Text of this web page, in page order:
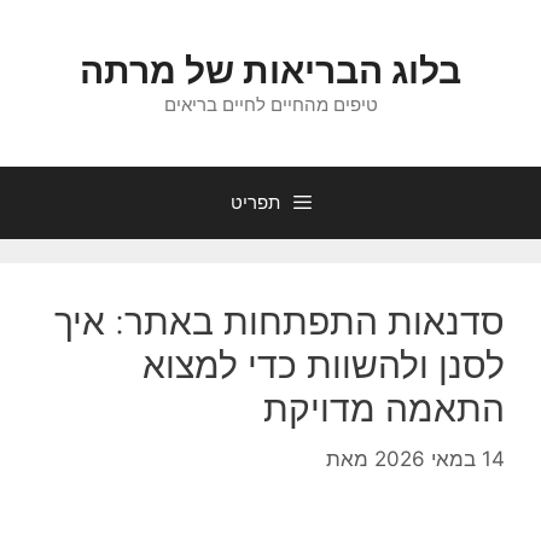
בלוג הבריאות של מרתה
טיפים מהחיים לחיים בריאים
תפריט
סדנאות התפתחות באתר: איך
לסנן ולהשוות כדי למצוא
התאמה מדויקת
14 במאי 2026 מאת